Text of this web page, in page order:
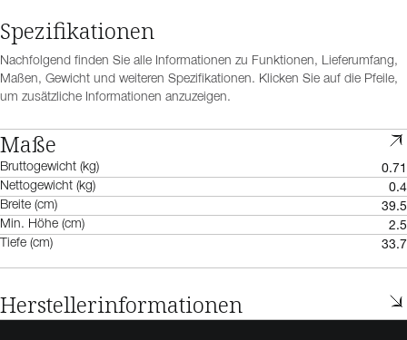
Spezifikationen
Nachfolgend finden Sie alle Informationen zu Funktionen, Lieferumfang,
Maßen, Gewicht und weiteren Spezifikationen. Klicken Sie auf die Pfeile,
um zusätzliche Informationen anzuzeigen.
Maße
Bruttogewicht (kg) 0.71
Nettogewicht (kg) 0.4
Breite (cm) 39.5
Min. Höhe (cm) 2.5
Tiefe (cm) 33.7
Herstellerinformationen